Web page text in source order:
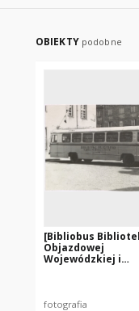
OBIEKTY podobne
[Bibliobus
Objazdowej
Wojewódzkiej i
fotografia